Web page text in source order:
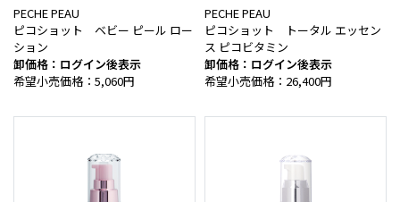
PECHE PEAU
ピコショット ベビー ピール ロー
ション
卸価格：ログイン後表示
希望小売価格：5,060円
PECHE PEAU
ピコショット トータル エッセン
ス ピコビタミン
卸価格：ログイン後表示
希望小売価格：26,400円